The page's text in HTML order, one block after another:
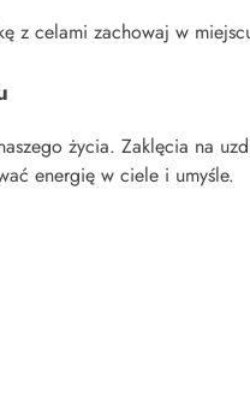
z celami zachowaj w
życia. Zaklęcia na
energię w ciele i umyśle.